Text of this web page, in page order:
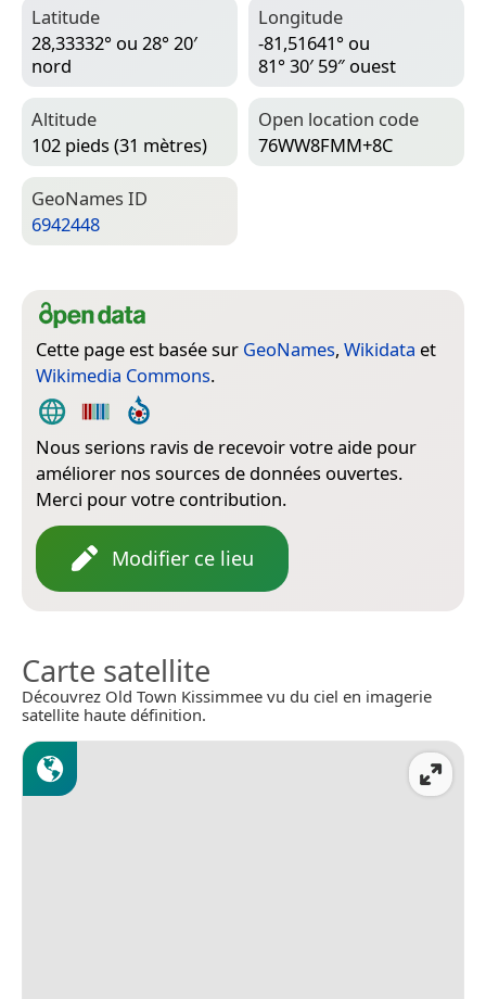
Latitude
28,33332° ou 28° 20′
nord
Longitude
-81,51641° ou
81° 30′ 59″ ouest
Altitude
102 pieds (31 mètres)
Open location code
76WW8FMM+8C
Geo­Names ID
6942448
Cette page est basée sur GeoNames, Wikidata et
Wikimedia Commons.
Nous serions ravis de recevoir votre aide pour
améliorer nos sources de données ouvertes.
Merci pour votre contribution.
Modifier ce lieu
Carte satellite
Découvrez Old Town Kissimmee vu du ciel en imagerie
satellite haute définition.